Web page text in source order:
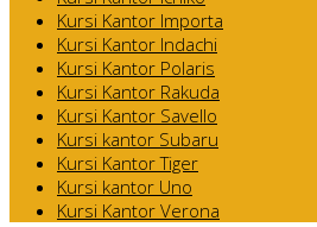
Kursi Kantor Importa
Kursi Kantor Indachi
Kursi Kantor Polaris
Kursi Kantor Rakuda
Kursi Kantor Savello
Kursi kantor Subaru
Kursi Kantor Tiger
Kursi kantor Uno
Kursi Kantor Verona